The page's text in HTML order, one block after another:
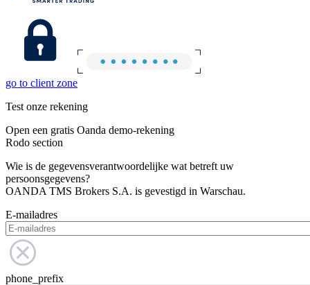
go to client zone
Test onze rekening
Open een gratis Oanda demo-rekening
Rodo section
Wie is de gegevensverantwoordelijke wat betreft uw
persoonsgegevens?
OANDA TMS Brokers S.A. is gevestigd in Warschau.
E-mailadres
phone_prefix